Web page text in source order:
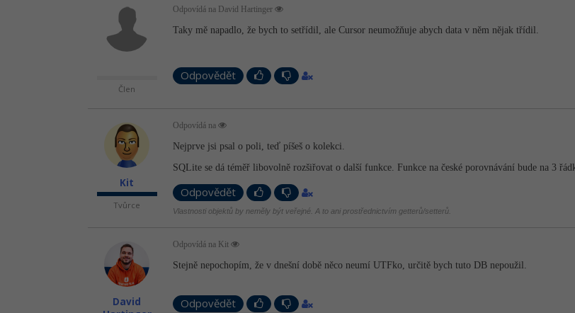
Člen
Odpovídá na David Hartinger
Taky mě napadlo, že bych to setřídil, ale Cursor neumožňuje abych data v něm nějak třídil.
Odpovědět
Kit
Tvůrce
Odpovídá na
Nejprve jsi psal o poli, teď píšeš o kolekci.
SQLite se dá téměř libovolně rozšiřovat o další funkce. Funkce na české porovnávání bude na 3
Odpovědět
Vlastnosti objektů by neměly být veřejné. A to ani prostřednictvím getterů/setterů.
David
Odpovídá na Kit
Stejně nepochopím, že v dnešní době něco neumí UTFko, určitě bych tuto DB nepoužil.
Odpovědět